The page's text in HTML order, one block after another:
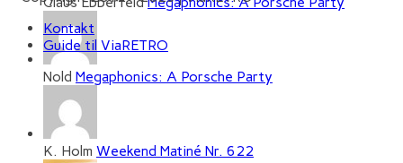
Nold Megaphonics: A Porsche Party
K. Holm Weekend Matiné Nr. 622
Kontakt
Guide til ViaRETRO